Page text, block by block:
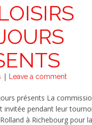
| Leave a comment
présents La
invitée pendant leur
à Richebourg pour